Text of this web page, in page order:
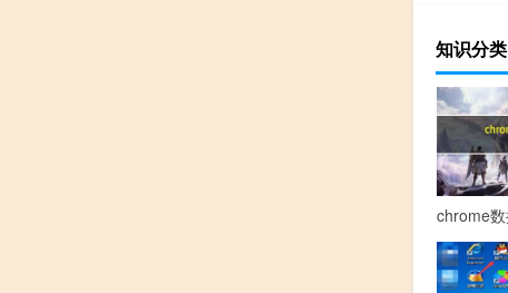
知识分类
chrome